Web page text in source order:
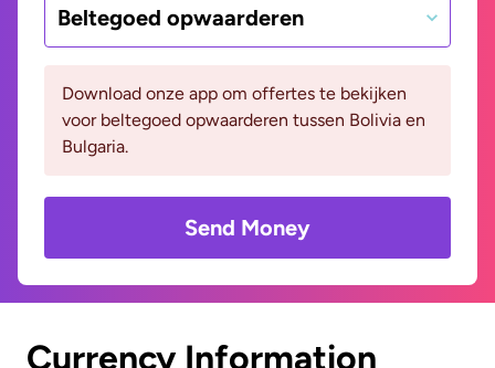
Beltegoed opwaarderen
Download onze app om offertes te bekijken
voor beltegoed opwaarderen tussen Bolivia en
Bulgaria.
Send Money
Currency Information